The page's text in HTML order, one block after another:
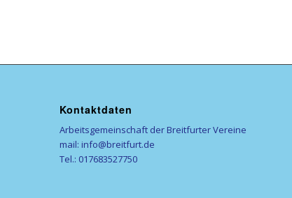
Kontaktdaten
Arbeitsgemeinschaft der Breitfurter Vereine
mail: info@breitfurt.de
Tel.: 017683527750